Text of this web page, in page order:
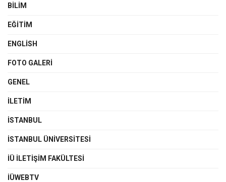
BILIM
EĞITIM
ENGLISH
FOTO GALERI
GENEL
İLETIM
İSTANBUL
İSTANBUL ÜNIVERSITESI
İÜ İLETIŞIM FAKÜLTESI
İÜWEBTV